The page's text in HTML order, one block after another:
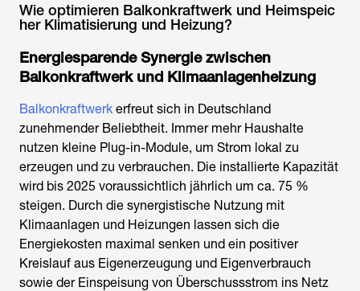
Wie optimieren Balkonkraftwerk und Heimspeic
her Klimatisierung und Heizung?
Energiesparende Synergie zwischen
Balkonkraftwerkund Klimaanlagenheizung
Balkonkraftwerk erfreut sich in Deutschland
zunehmender Beliebtheit. Immer mehr Haushalte
nutzen kleine Plug-in-Module, um Strom lokal zu
erzeugen und zu verbrauchen. Die installierte Kapazität
wird bis 2025 voraussichtlich jährlich um ca. 75 %
steigen. Durch die synergistische Nutzung mit
Klimaanlagen und Heizungen lassen sich die
Energiekosten maximal senken und ein positiver
Kreislauf aus Eigenerzeugung und Eigenverbrauch
sowie der Einspeisung von Überschussstrom ins Netz